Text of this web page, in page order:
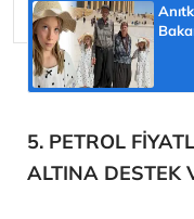
5. PETROL
ALTINA DESTEK